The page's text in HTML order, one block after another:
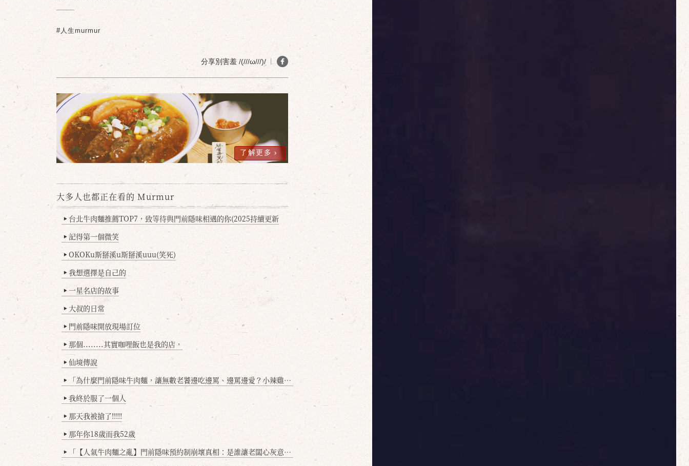
#人生murmur
分享別害羞 /(///ω///)/
了解更多
大多人也都正在看的 Murmur
▶ 台北牛肉麵推薦TOP7，致等待與門前隱味相遇的你(2025持續更新
▶ 記得第一個微笑
▶ OKOKu斯掰溪u斯掰溪uuu(笑死)
▶ 我想選擇是自己的
▶ 一星名店的故事
▶ 大叔的日常
▶ 門前隱味開放現場訂位
▶ 那個........其實咖哩飯也是我的店，
▶ 仙境傳說
▶ 「為什麼門前隱味牛肉麵，讓無數老饕邊吃邊罵、邊罵邊愛？小辣雞揭密！」
▶ 我終於服了一個人
▶ 那天我被搶了!!!!!
▶ 那年你18歲而我52歲
▶ 「【人氣牛肉麵之亂】門前隱味預約制崩壞真相：是誰讓老闆心灰意冷？」